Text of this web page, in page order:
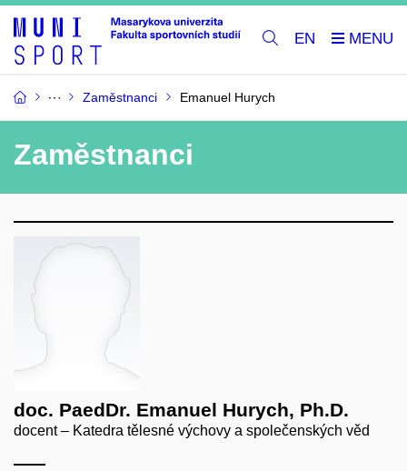
EN
Zaměstnanci Emanuel Hurych
Zaměstnanci
doc. PaedDr. Emanuel Hurych, Ph.D.
docent – Katedra tělesné výchovy a společenských věd